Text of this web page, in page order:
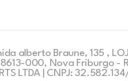
alberto Braune, 135 ,
000, Nova Friburgo -
LTDA | CNPJ: